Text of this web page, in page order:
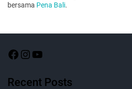
bersama Pena Bali.
Recent Posts